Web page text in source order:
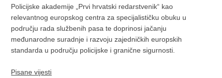
Policijske akademije „Prvi hrvatski redarstvenik“ kao
relevantnog europskog centra za specijalističku obuku u
području rada službenih pasa te doprinosi jačanju
međunarodne suradnje i razvoju zajedničkih europskih
standarda u području policijske i granične sigurnosti.
Pisane vijesti